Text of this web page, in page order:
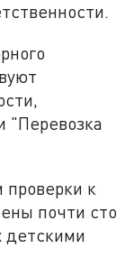
"Перевозка
проверки к
почти сто
детскими